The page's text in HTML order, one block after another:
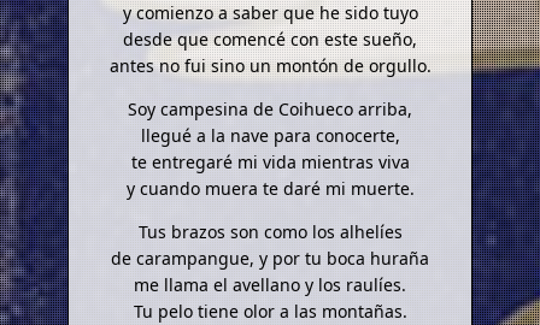
y comienzo a saber que he sido tuyo
desde que comencé con este sueño,
antes no fui sino un montón de orgullo.
Soy campesina de Coihueco arriba,
llegué a la nave para conocerte,
te entregaré mi vida mientras viva
y cuando muera te daré mi muerte.
Tus brazos son como los alhelíes
de carampangue, y por tu boca huraña
me llama el avellano y los raulíes.
Tu pelo tiene olor a las montañas.